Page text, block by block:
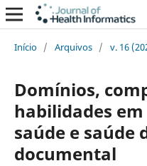
Início / Arquivos / v. 16
Domínios,
habilidades
saúde e saúde
documental